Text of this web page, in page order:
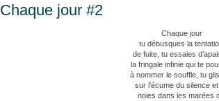
Chaque jour #2
Chaque jour
tu débusques la
de fuite, tu essaies
la fringale infinie qui te
à nommer le souffle, tu
sur l’écume du silence
noies dans les marées